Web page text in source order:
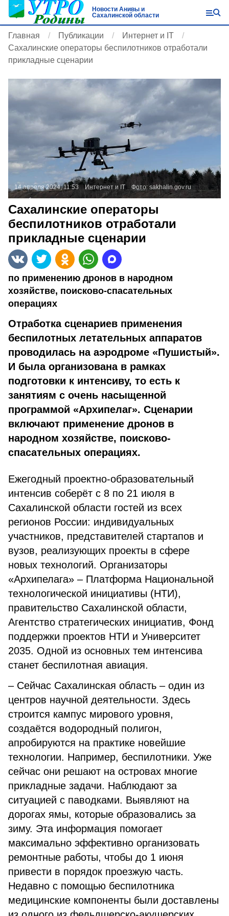
Новости Анивы и
Сахалинской области
Главная Публикации
Интернет и IT
Сахалинские операторы беспилотников отработали
прикладные сценарии
14 апреля 2024, 11:53 Интернет и IT Фото: sakhalin.gov.ru
Сахалинские операторы
беспилотников отработали
прикладные сценарии
по применению дронов в народном
хозяйстве, поисково-спасательных
операциях
Отработка сценариев применения
беспилотных летательных аппаратов
проводилась на аэродроме «Пушистый».
И была организована в рамках
подготовки к интенсиву, то есть к
занятиям с очень насыщенной
программой «Архипелаг». Сценарии
включают применение дронов в
народном хозяйстве, поисково-
спасательных операциях.
Ежегодный проектно-образовательный
интенсив соберёт с 8 по 21 июля в
Сахалинской области гостей из всех
регионов России: индивидуальных
участников, представителей стартапов и
вузов, реализующих проекты в сфере
новых технологий. Организаторы
«Архипелага» – Платформа Национальной
технологической инициативы (НТИ),
правительство Сахалинской области,
Агентство стратегических инициатив, Фонд
поддержки проектов НТИ и Университет
2035. Одной из основных тем интенсива
станет беспилотная авиация.
– Сейчас Сахалинская область – один из
центров научной деятельности. Здесь
строится кампус мирового уровня,
создаётся водородный полигон,
апробируются на практике новейшие
технологии. Например, беспилотники. Уже
сейчас они решают на островах многие
прикладные задачи. Наблюдают за
ситуацией с паводками. Выявляют на
дорогах ямы, которые образовались за
зиму. Эта информация помогает
максимально эффективно организовать
ремонтные работы, чтобы до 1 июня
привести в порядок проезжую часть.
Недавно с помощью беспилотника
медицинские компоненты были доставлены